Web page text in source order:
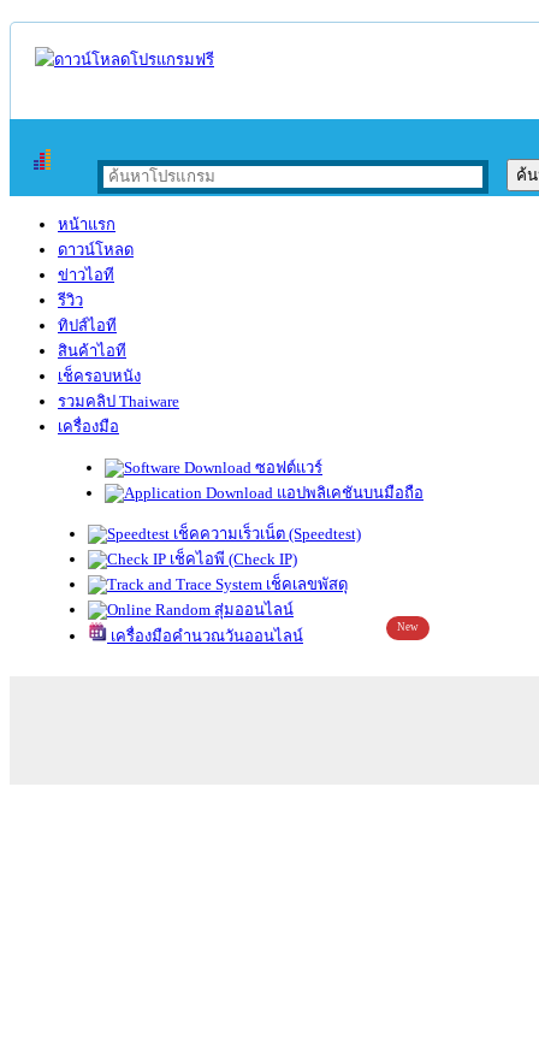
หน้าแรก
ดาวน์โหลด
ข่าวไอที
รีวิว
ทิปส์ไอที
สินค้าไอที
เช็ครอบหนัง
รวมคลิป Thaiware
เครื่องมือ
ซอฟต์แวร์
แอปพลิเคชันบนมือถือ
เช็คความเร็วเน็ต (Speedtest)
เช็คไอพี (Check IP)
เช็คเลขพัสดุ
สุ่มออนไลน์
เครื่องมือคำนวณวันออนไลน์
New